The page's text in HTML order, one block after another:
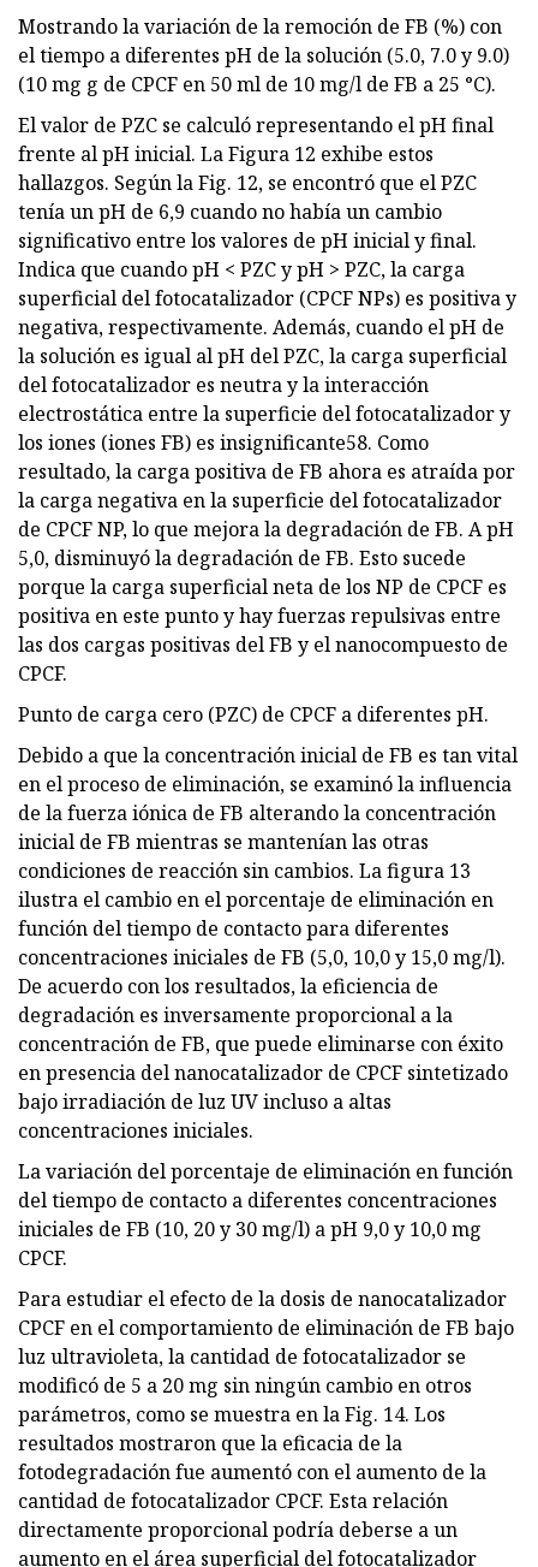
Mostrando la variación de la remoción de FB (%) con
el tiempo a diferentes pH de la solución (5.0, 7.0 y 9.0)
(10 mg g de CPCF en 50 ml de 10 mg/l de FB a 25 °C).
El valor de PZC se calculó representando el pH final
frente al pH inicial. La Figura 12 exhibe estos
hallazgos. Según la Fig. 12, se encontró que el PZC
tenía un pH de 6,9 ​​cuando no había un cambio
significativo entre los valores de pH inicial y final.
Indica que cuando pH < PZC y pH > PZC, la carga
superficial del fotocatalizador (CPCF NPs) es positiva y
negativa, respectivamente. Además, cuando el pH de
la solución es igual al pH del PZC, la carga superficial
del fotocatalizador es neutra y la interacción
electrostática entre la superficie del fotocatalizador y
los iones (iones FB) es insignificante58. Como
resultado, la carga positiva de FB ahora es atraída por
la carga negativa en la superficie del fotocatalizador
de CPCF NP, lo que mejora la degradación de FB. A pH
5,0, disminuyó la degradación de FB. Esto sucede
porque la carga superficial neta de los NP de CPCF es
positiva en este punto y hay fuerzas repulsivas entre
las dos cargas positivas del FB y el nanocompuesto de
CPCF.
Punto de carga cero (PZC) de CPCF a diferentes pH.
Debido a que la concentración inicial de FB es tan vital
en el proceso de eliminación, se examinó la influencia
de la fuerza iónica de FB alterando la concentración
inicial de FB mientras se mantenían las otras
condiciones de reacción sin cambios. La figura 13
ilustra el cambio en el porcentaje de eliminación en
función del tiempo de contacto para diferentes
concentraciones iniciales de FB (5,0, 10,0 y 15,0 mg/l).
De acuerdo con los resultados, la eficiencia de
degradación es inversamente proporcional a la
concentración de FB, que puede eliminarse con éxito
en presencia del nanocatalizador de CPCF sintetizado
bajo irradiación de luz UV incluso a altas
concentraciones iniciales.
La variación del porcentaje de eliminación en función
del tiempo de contacto a diferentes concentraciones
iniciales de FB (10, 20 y 30 mg/l) a pH 9,0 y 10,0 mg
CPCF.
Para estudiar el efecto de la dosis de nanocatalizador
CPCF en el comportamiento de eliminación de FB bajo
luz ultravioleta, la cantidad de fotocatalizador se
modificó de 5 a 20 mg sin ningún cambio en otros
parámetros, como se muestra en la Fig. 14. Los
resultados mostraron que la eficacia de la
fotodegradación fue aumentó con el aumento de la
cantidad de fotocatalizador CPCF. Esta relación
directamente proporcional podría deberse a un
aumento en el área superficial del fotocatalizador